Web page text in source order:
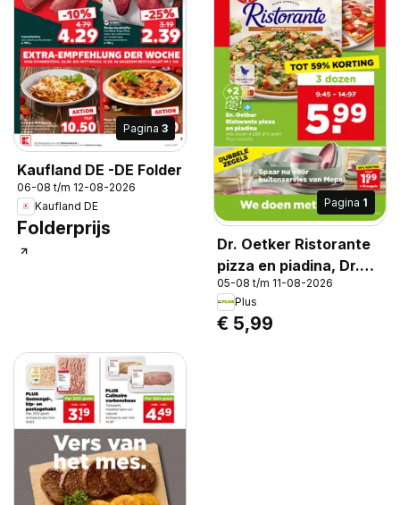
Pagina 3
Kaufland DE -DE Folder
06-08 t/m 12-08-2026
Kaufland DE
Folderprijs
Pagina 1
Dr. Oetker Ristorante
pizza en piadina, Dr.
Oetker Ristorante
pizza pollo
05-08 t/m 11-08-2026
Plus
€ 5,99